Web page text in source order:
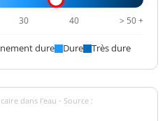
mg/L <=0,1 mg/L
unité pH
unité pH
30 40 > 50 +
dure Dure Très dure
dans l'eau - Source :